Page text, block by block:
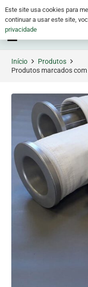
Início
Produtos
Produtos marcados
Este site usa cookies para
continuar a usar este site,
privacidade